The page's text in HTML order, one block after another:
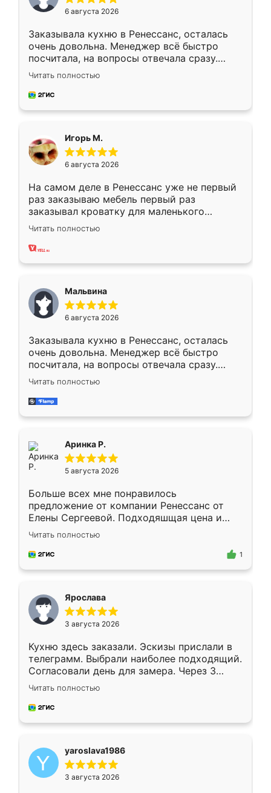
6 августа 2026
Заказывала кухню в Ренессанс, осталась
очень довольна. Менеджер всё быстро
посчитала, на вопросы отвечала сразу.
Замерщик приехал в субботу, подошёл к
делу со всей ответственностью. Собрали
за день, ребята работали аккуратно, даже
Читать полностью
Игорь М.
6 августа 2026
На самом деле в Ренессанс уже не первый
раз заказываю мебель первый раз
заказывал кроватку для маленького
ребёнка при его рождении ,во второй раз
заказал шкаф-купе. По качеству очень
хорошее сборка достаточно быстрая,
меньше, здесь же он более разнообразный.
Мне нравится ,если что-то потребуется из
мебели буду заказывать только здесь.
Читать полностью
Мальвина
6 августа 2026
Заказывала кухню в Ренессанс, осталась
очень довольна. Менеджер всё быстро
посчитала, на вопросы отвечала сразу.
Замерщик приехал в субботу, подошёл к
делу со всей ответственностью. Собрали
за день, ребята работали аккуратно, даже
Читать полностью
Аринка Р.
5 августа 2026
Больше всех мне понравилось
предложение от компании Ренессанс от
Елены Сергеевой. Подходяшщая цена и
короткие сроки изготовления. Приехавший
для замера сотрудник Владислав
предложил по моему эскизу самый
Читать полностью
1
Ярослава
3 августа 2026
Кухню здесь заказали. Эскизы прислали в
телеграмм. Выбрали наиболее подходящий.
Согласовали день для замера. Через 3
недели кухня была уже готова. Остались
довольны работой. Спасибо Ренессанс
мебель за качественную работу!
Читать полностью
yaroslava1986
3 августа 2026